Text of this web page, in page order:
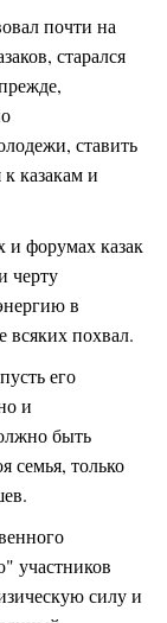
почти на
старался
ставить
казакам и
и форумах казак
черту
в
всяких похвал.
его
и
быть
семья, только
участников
силу и